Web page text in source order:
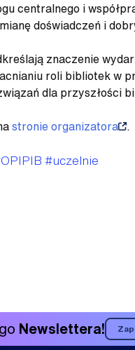
centralnego i
doświadczeń i
znaczenie
roli bibliotek w
dla przyszłości
stronie organizatora .
#uczelnie
Newslettera!